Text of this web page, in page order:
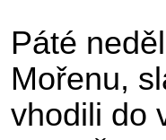
Páté
Mořenu,
vhodili do